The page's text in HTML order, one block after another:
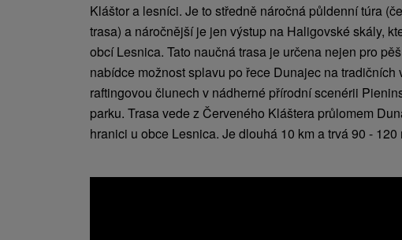
Kláštor a lesníci. Je to středně náročná půldenní túra
trasa) a náročnější je jen výstup na Haligovské skály,
obcí Lesnica. Tato naučná trasa je určena nejen pro
nabídce možnost splavu po řece Dunajec na tradičních
raftingovou člunech v nádherné přírodní scenérii
parku. Trasa vede z Červeného Kláštera průlomem
hranici u obce Lesnica. Je dlouhá 10 km a trvá 90 - 120